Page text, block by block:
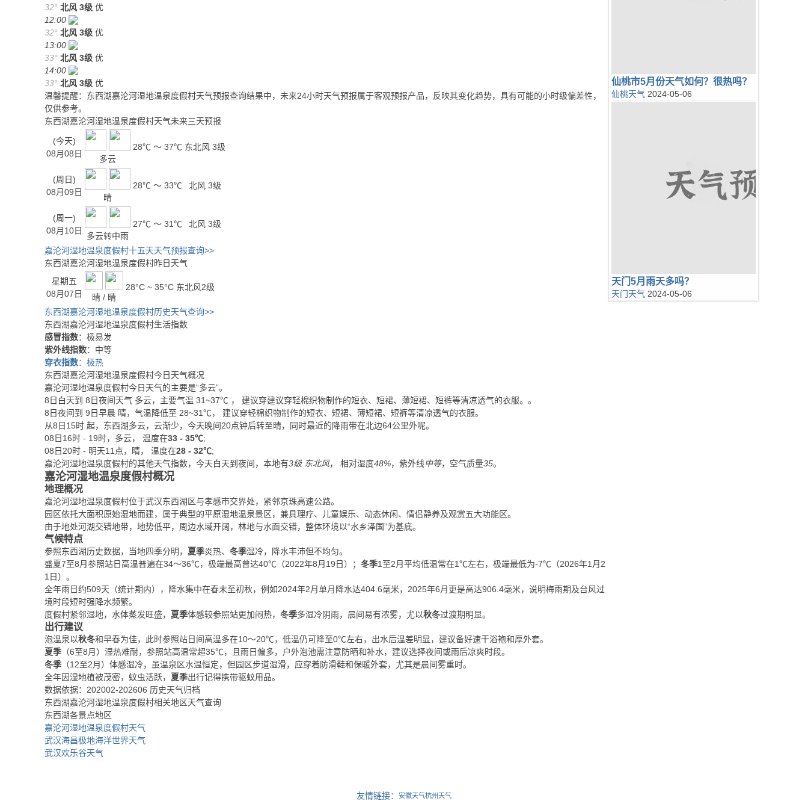
32° 北风 3级 优
12:00
32° 北风 3级 优
13:00
33° 北风 3级 优
14:00
33° 北风 3级 优
温馨提醒：东西湖嘉沦河湿地温泉度假村天气预报查询结果中，未来24小时天气预报属于客观预报产品，反映其变化趋势，具有可能的小时级偏差性，
仅供参考。
东西湖嘉沦河湿地温泉度假村天气未来三天预报
(今天)
08月08日
多云
28℃ ～ 37℃ 东北风 3级
(周日)
08月09日
晴
28℃ ～ 33℃ 北风 3级
(周一)
08月10日
多云转中雨
27℃ ～ 31℃ 北风 3级
嘉沦河湿地温泉度假村十五天天气预报查询>>
东西湖嘉沦河湿地温泉度假村昨日天气
星期五
08月07日
晴 / 晴
28°C ~ 35°C 东北风2级
东西湖嘉沦河湿地温泉度假村历史天气查询>>
东西湖嘉沦河湿地温泉度假村生活指数
感冒指数：极易发
紫外线指数：中等
穿衣指数：极热
东西湖嘉沦河湿地温泉度假村今日天气概况
嘉沦河湿地温泉度假村今日天气的主要是“多云”。
8日白天到 8日夜间天气 多云，主要气温 31~37℃ ， 建议穿建议穿轻棉织物制作的短衣、短裙、薄短裙、短裤等清凉透气的衣服。 。
8日夜间到 9日早晨 晴，气温降低至 28~31℃， 建议穿轻棉织物制作的短衣、短裙、薄短裙、短裤等清凉透气的衣服。
从8日15时 起，东西湖多云，云渐少，今天晚间20点钟后转至晴，同时最近的降雨带在北边64公里外呢。
08日16时 - 19时，多云， 温度在33 - 35℃;
08日20时 - 明天11点，晴， 温度在28 - 32℃;
嘉沦河湿地温泉度假村的其他天气指数，今天白天到夜间，本地有3级 东北风， 相对湿度48%，紫外线中等，空气质量35。
嘉沦河湿地温泉度假村概况
地理概况
嘉沦河湿地温泉度假村位于武汉东西湖区与孝感市交界处，紧邻京珠高速公路。
园区依托大面积原始湿地而建，属于典型的平原湿地温泉景区，兼具理疗、儿童娱乐、动态休闲、情侣静养及观赏五大功能区。
由于地处河湖交错地带，地势低平，周边水域开阔，林地与水面交错，整体环境以“水乡泽国”为基底。
气候特点
参照东西湖历史数据，当地四季分明， 夏季炎热、 冬季湿冷，降水丰沛但不均匀。
盛夏7至8月参照站日高温普遍在34～36℃，极端最高曾达40℃（2022年8月19日）； 冬季1至2月平均低温常在1℃左右，极端最低为-7℃（2026年1月2
1日）。
全年雨日约509天（统计期内），降水集中在春末至初秋，例如2024年2月单月降水达404.6毫米，2025年6月更是高达906.4毫米，说明梅雨期及台风过
境时段短时强降水频繁。
度假村紧邻湿地，水体蒸发旺盛， 夏季体感较参照站更加闷热， 冬季多湿冷阴雨，晨间易有浓雾，尤以秋冬过渡期明显。
出行建议
泡温泉以秋冬和早春为佳，此时参照站日间高温多在10～20℃，低温仍可降至0℃左右，出水后温差明显，建议备好速干浴袍和厚外套。
夏季 （6至8月）湿热难耐，参照站高温常超35℃，且雨日偏多，户外泡池需注意防晒和补水，建议选择夜间或雨后凉爽时段。
冬季 （12至2月）体感湿冷，虽温泉区水温恒定，但园区步道湿滑，应穿着防滑鞋和保暖外套，尤其是晨间雾重时。
全年因湿地植被茂密，蚊虫活跃， 夏季出行记得携带驱蚊用品。
数据依据：202002-202606 历史天气归档
东西湖嘉沦河湿地温泉度假村相关地区天气查询
东西湖各景点地区
嘉沦河湿地温泉度假村天气
武汉海昌极地海洋世界天气
武汉欢乐谷天气
仙桃市5月份天气如何？很热吗？
仙桃天气 2024-05-06
天门5月雨天多吗？
天门天气 2024-05-06
友情链接： 安徽天气杭州天气